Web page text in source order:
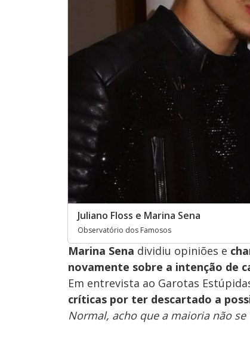
Juliano Floss e Marina Sena
Observatório dos Famosos
Marina Sena dividiu opiniões e
novamente sobre a intenção de
Em entrevista ao Garotas
críticas por ter descartado a
Normal, acho que a maioria não